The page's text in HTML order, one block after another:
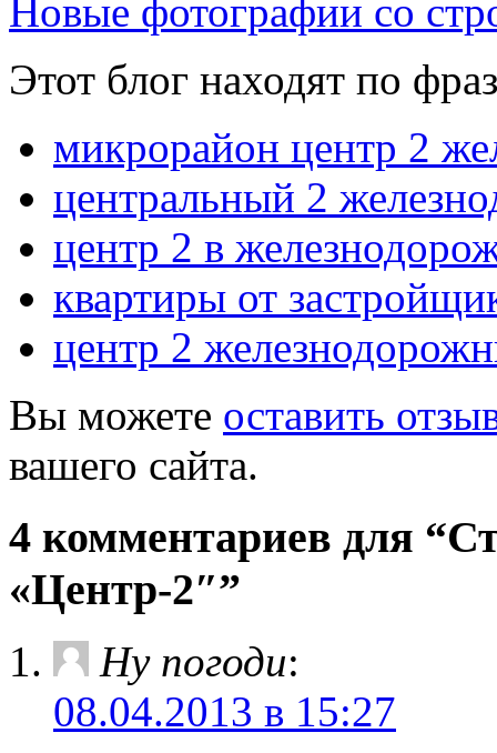
Новые фотографии со
Этот блог находят по
микрорайон центр 2
центральный 2
центр 2 в
квартиры от
центр 2
Вы можете оставить
вашего сайта.
4 комментариев для
«Центр-2″”
Ну погоди:
08.04.2013 в 15:27